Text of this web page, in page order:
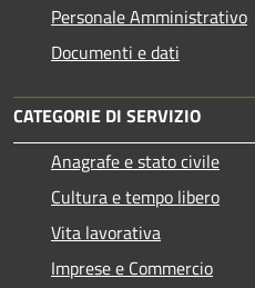
Personale Amministrativo
Documenti e dati
CATEGORIE DI SERVIZIO
Anagrafe e stato civile
Cultura e tempo libero
Vita lavorativa
Imprese e Commercio